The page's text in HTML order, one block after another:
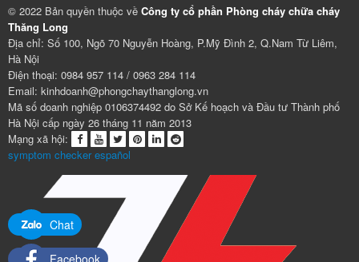
© 2022 Bản quyền thuộc về Công ty cổ phần Phòng cháy chữa cháy
Thăng Long
Địa chỉ: Số 100, Ngõ 70 Nguyễn Hoàng, P.Mỹ Đình 2, Q.Nam Từ Liêm,
Hà Nội
Điện thoại: 0984 957 114 / 0963 284 114
Email: kinhdoanh@phongchaythanglong.vn
Mã số doanh nghiệp 0106374492 do Sở Kế hoạch và Đầu tư Thành phố
Hà Nội cấp ngày 26 tháng 11 năm 2013
Mạng xã hội:
symptom checker español
Chat